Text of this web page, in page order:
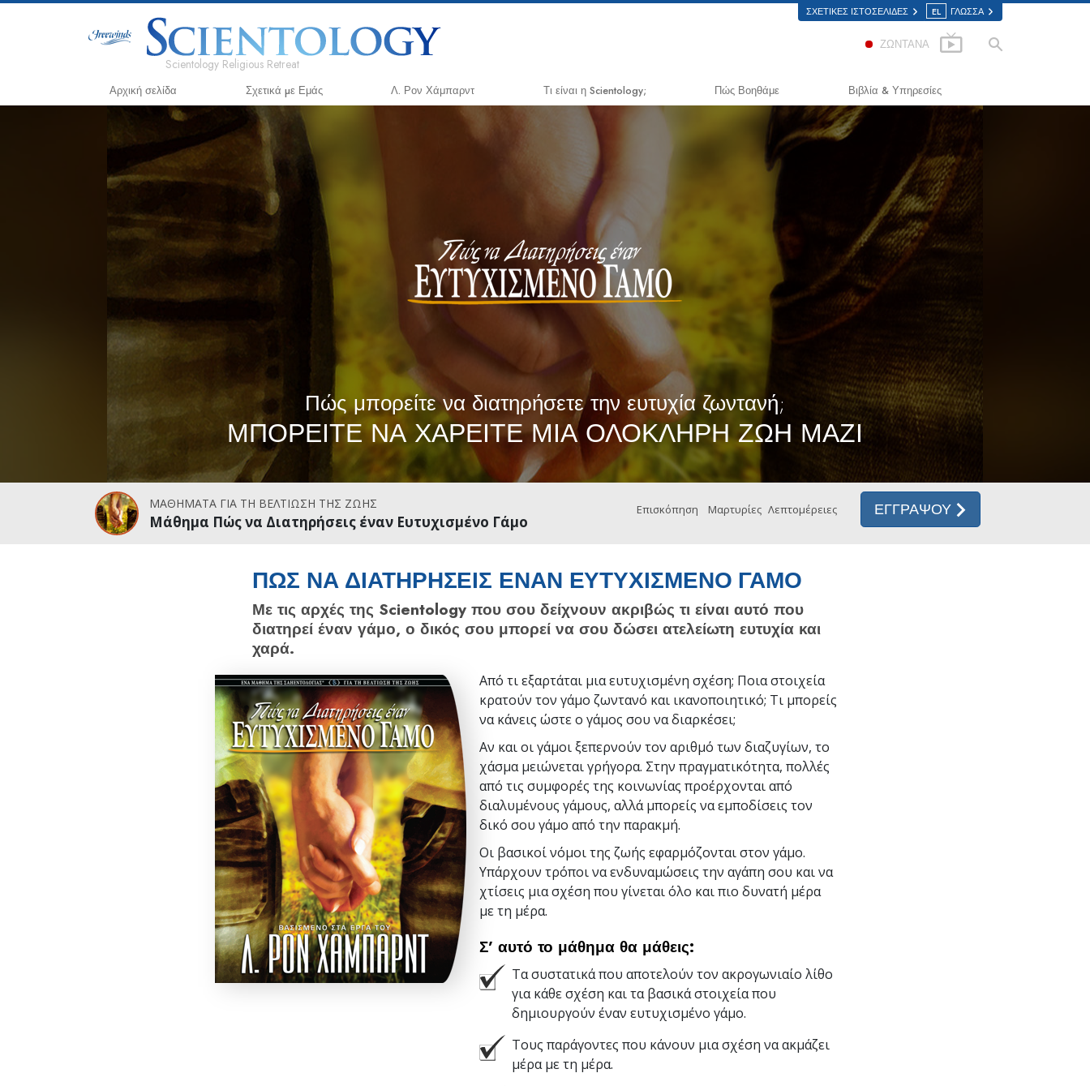
ΣΧΕΤΙΚΈΣ ΙΣΤΟΣΕΛΊΔΕΣ EL ΓΛΩΣΣΑ
Scientology Religious Retreat
ΖΩΝΤΑΝΑ
Αρχική σελίδα Σχετικά µε Εμάς Λ. Ρον Χάμπαρντ Τι είναι η Scientology;
Πιστεύω και Πρακτικές
Τα Πιστεύω και οι Κώδικες της
Σαηεντολογίας
Τι Λένε οι Σαηεντολόγοι για τη
Σαηεντολογία
Συναντήστε έναν Σαηεντολόγο
Μέσα σε μια Εκκλησία
Οι Βασικές Αρχές της Σαηεντολογίας
Μια Εισαγωγή στη Διανοητική
Αγάπη και Μίσος –
Tι είναι η Μεγαλοσύνη;
Πώς Βοηθάμε
Ο Δρόμος προς την Ευτυχία
Applied Scholastics
Η Αλήθεια για τα Ναρκωτικά
Ενωμένοι για τα Ανθρώπινα
Επιτροπή Πολιτών για τα Ανθρώπινα
Δικαιώματα
Εθελοντές Λειτουργοί της
Σαηεντολογίας
Βιβλία & Υπηρεσίες
Εισαγωγικά Βιβλία
Ηχογραφημένα Βιβλία
Οι Εισαγωγικές Διαλέξεις
Εισαγωγικά Φιλμ
Εισαγωγικές Υπηρεσίες
Πώς μπορείτε να διατηρήσετε την ευτυχία ζωντανή;
ΜΠΟΡΕΙΤΕ ΝΑ ΧΑΡΕΙΤΕ ΜΙΑ ΟΛΟΚΛΗΡΗ ΖΩΗ ΜΑΖΙ
ΜΑΘΗΜΑΤΑ ΓΙΑ ΤΗ ΒΕΛΤΙΩΣΗ ΤΗΣ ΖΩΗΣ
Μάθημα Πώς να Διατηρήσεις έναν Ευτυχισμένο Γάμο
Επισκόπηση Μαρτυρίες Λεπτομέρειες ΕΓΓΡΑΨΟΥ
ΠΩΣ ΝΑ ΔΙΑΤΗΡΗΣΕΙΣ ΕΝΑΝ ΕΥΤΥΧΙΣΜΕΝΟ ΓΑΜΟ
Με τις αρχές της Scientology που σου δείχνουν ακριβώς τι είναι αυτό που
διατηρεί έναν γάμο, ο δικός σου μπορεί να σου δώσει ατελείωτη ευτυχία και
χαρά.
Από τι εξαρτάται μια ευτυχισμένη σχέση; Ποια στοιχεία
κρατούν τον γάμο ζωντανό και ικανοποιητικό; Τι μπορείς
να κάνεις ώστε ο γάμος σου να διαρκέσει;
Αν και οι γάμοι ξεπερνούν τον αριθμό των διαζυγίων, το
χάσμα μειώνεται γρήγορα. Στην πραγματικότητα, πολλές
από τις συμφορές της κοινωνίας προέρχονται από
διαλυμένους γάμους, αλλά μπορείς να εμποδίσεις τον
δικό σου γάμο από την παρακμή.
Οι βασικοί νόμοι της ζωής εφαρμόζονται στον γάμο.
Υπάρχουν τρόποι να ενδυναμώσεις την αγάπη σου και να
χτίσεις μια σχέση που γίνεται όλο και πιο δυνατή μέρα
με τη μέρα.
Σ’ αυτό το μάθημα θα μάθεις:
Τα συστατικά που αποτελούν τον ακρογωνιαίο λίθο
για κάθε σχέση και τα βασικά στοιχεία που
δημιουργούν έναν ευτυχισμένο γάμο.
Τους παράγοντες που κάνουν μια σχέση να ακμάζει
μέρα με τη μέρα.